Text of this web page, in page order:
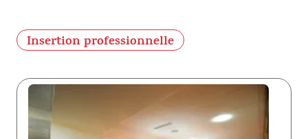
Insertion professionnelle
Contenu